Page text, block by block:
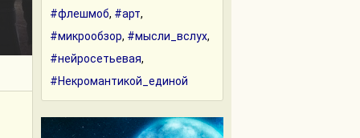
#флешмоб, #арт,
#микрообзор, #мысли_вслух,
#нейросетьевая,
#Некромантикой_единой